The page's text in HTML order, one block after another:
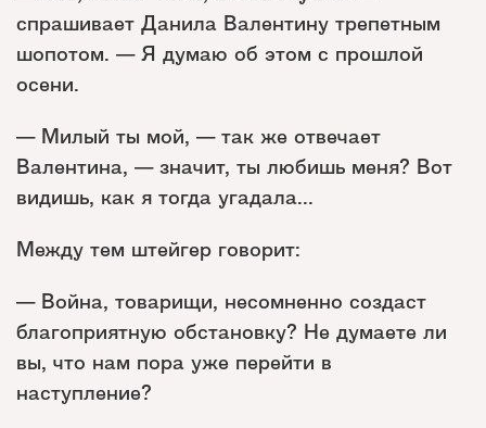
спрашивает Данила Валентину трепетным
шопотом. — Я думаю об этом с прошлой
осени.
— Милый ты мой, — так же отвечает
Валентина, — значит, ты любишь меня? Вот
видишь, как я тогда угадала...
Между тем штейгер говорит:
— Война, товарищи, несомненно создаст
благоприятную обстановку? Не думаете ли
вы, что нам пора уже перейти в
наступление?